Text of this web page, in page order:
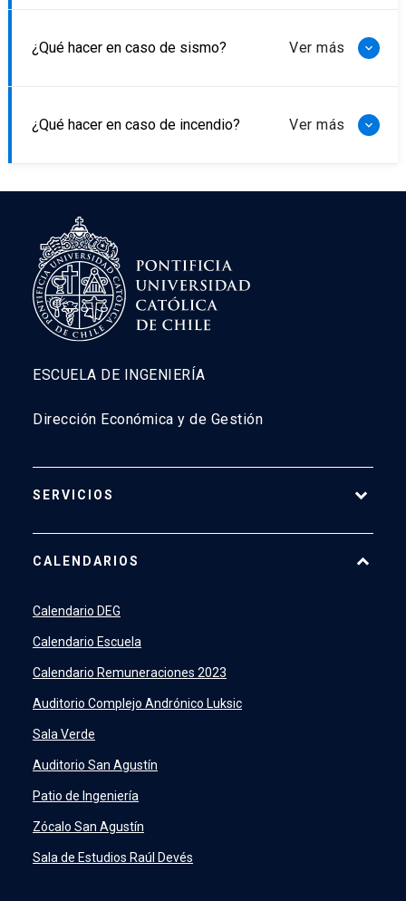
¿Qué hacer en caso de sismo?
¿Qué hacer en caso de incendio?
ESCUELA DE INGENIERÍA
Dirección Económica y de Gestión
SERVICIOS
SIDINGlaunch
Academic Intelligence
PeopleSoftlaunch
ERPlaunch
CALENDARIOS
Calendario DEG
Calendario Escuela
Calendario Remuneraciones 2023
Auditorio Complejo Andrónico Luksic
Sala Verde
Auditorio San Agustín
Patio de Ingeniería
Zócalo San Agustín
Sala de Estudios Raúl Devés